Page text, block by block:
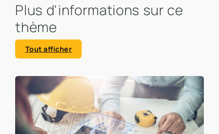
Plus d'informations sur ce
thème
Tout afficher